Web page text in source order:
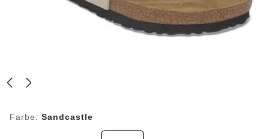
Farbe: Sandcastle